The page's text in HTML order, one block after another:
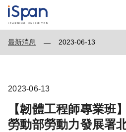
最新消息 — 2023-06-13
2023-06-13
【韌體工程師專業班
勞動部勞動力發展署